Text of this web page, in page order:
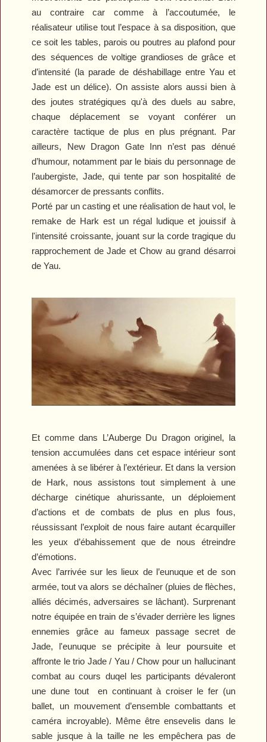
au contraire car comme à l’accoutumée, le
réalisateur utilise tout l’espace à sa disposition, que
ce soit les tables, parois ou poutres au plafond pour
des séquences de voltige grandioses de grâce et
d’intensité (la parade de déshabillage entre Yau et
Jade est un délice). On assiste alors aussi bien à
des joutes stratégiques qu'à des duels au sabre,
chaque déplacement se voyant conférer un
caractère tactique de plus en plus prégnant. Par
ailleurs, New Dragon Gate Inn n’est pas dénué
d’humour, notamment par le biais du personnage de
l’aubergiste, Jade, qui tente par son hospitalité de
désamorcer de pressants conflits.
Porté par un casting et une réalisation de haut vol, le
remake de Hark est un régal ludique et jouissif à
l'intensité croissante, jouant sur la corde tragique du
rapprochement de Jade et Chow au grand désarroi
de Yau.
Et comme dans L’Auberge Du Dragonoriginel, la
tension accumulées dans cet espace intérieur sont
amenées à se libérer à l’extérieur. Et dans la version
de Hark, nous assistons tout simplement à une
décharge cinétique ahurissante, un déploiement
d’actions et de combats de plus en plus fous,
réussissant l’exploit de nous faire autant écarquiller
les yeux d’ébahissement que de nous étreindre
d’émotions.
Avec l’arrivée sur les lieux de l’eunuque et de son
armée, tout va alors se déchaîner (pluies de flèches,
alliés décimés, adversaires se lâchant). Surprenant
notre équipée en train de s’évader derrière les lignes
ennemies grâce au fameux passage secret de
Jade, l'eunuque se précipite à leur poursuite et
affronte le trio Jade / Yau / Chow pour un hallucinant
combat au cours duqel les participants dévaleront
une dune tout
en continuant à croiser le fer (un
ballet, un mouvement d’ensemble combattants et
caméra incroyable). Même être ensevelis dans le
sable jusque à la taille ne les empêchera pas de